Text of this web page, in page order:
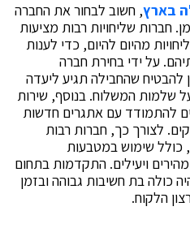
בארץ, חשוב לבחור את החברה
חברות שליחויות רבות מציעות
מהיום להיום, כדי לענות
על ידי בחירת חברה
שהחבילה תגיע ליעדה
שלמות המשלוח. בנוסף, שירות
להתמודד עם אתגרים חדשות
לצורך כך, חברות רבות
כולל שימוש במטבעות
ויעילים. התקדמות בתחום
כולה בת חשיבות גבוהה ובזמן
הלקוח.